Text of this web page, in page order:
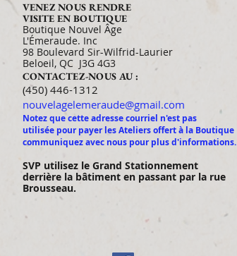
VENEZ NOUS RENDRE
VISITE EN BOUTIQUE
Boutique Nouvel Âge
L'Émeraude. Inc
98 Boulevard Sir-Wilfrid-Laurier
Beloeil, QC J3G 4G3
CONTACTEZ-NOUS AU :
​​​​​​​​​​​​​​​​​​​​(450) 446-1312
nouvelagelemeraude@gmail.com
Notez que cette adresse courriel n'est pas
utilisée pour payer les Ateliers offert à la Boutique
communiquez avec nous pour plus d'informations.
SVP utilisez le Grand Stationnement
derrière la bâtiment en passant par la rue
Brousseau.